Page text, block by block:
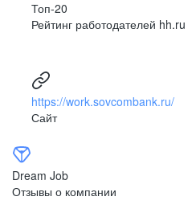
Топ-20
Рейтинг работодателей hh.ru
https://work.sovcombank.ru/
Сайт
Dream Job
Отзывы о компании